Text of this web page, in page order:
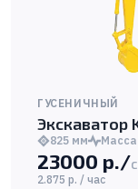
ГУСЕНИЧНЫЙ
Экскаватор
825 мм Масса
23000 р./
2.875 р. / час